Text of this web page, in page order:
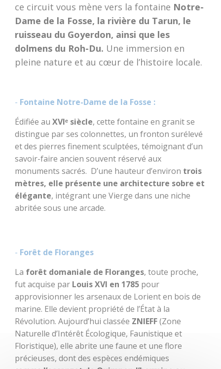
Jardins et
sérénité
Baud
Communauté
BOUGER
À l'eau !
Centre équestre
Golf
Les jeux de
ce circuit vous mène vers la fontaine Notre-
Dame de la Fosse, la rivière du Tarun, le
ruisseau du Goyerdon, ainsi que les
dolmens du Roh-Du. Une immersion en
pleine nature et au cœur de l’histoire locale.
- Fontaine Notre-Dame de la Fosse :
Édifiée au XVIᵉ siècle, cette fontaine en granit se
distingue par ses colonnettes, un fronton surélevé
et des pierres finement sculptées, témoignant d’un
savoir-faire ancien souvent réservé aux
monuments sacrés. D’une hauteur d’environ trois
mètres, elle présente une architecture sobre et
élégante, intégrant une Vierge dans une niche
abritée sous une arcade.
- Forêt de Floranges
La forêt domaniale de Floranges, toute proche,
fut acquise par Louis XVI en 1785 pour
approvisionner les arsenaux de Lorient en bois de
marine. Elle devient propriété de l’État à la
Révolution. Aujourd’hui classée ZNIEFF(Zone
Naturelle d’Intérêt Écologique, Faunistique et
Floristique), elle abrite une faune et une flore
précieuses, dont des espèces endémiques